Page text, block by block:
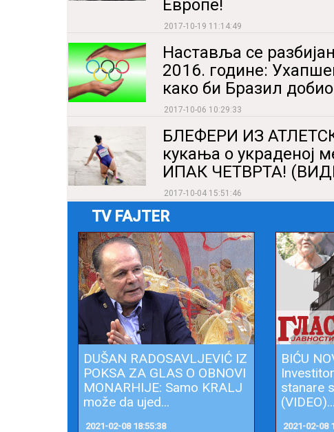
Европе!
2017-10-19 11:14:49
Наставља се
2016. године:
како би Бразил
2017-10-06 10:29:33
БЛЕФЕРИ ИЗ
кукања о
ИПАК ЧЕТВРТА!
2017-10-04 15:51:46
TV FAJTER
DUŠAN RADOSAVLJEVIĆ IZ
POKSA ZA GLAS O OBNOVI
MONARHIJE: Samo KRALJ
može da ujed...
2021-02-08 18:55:38
BIĆU
stanare
(VIDEO)...
2021-02-08